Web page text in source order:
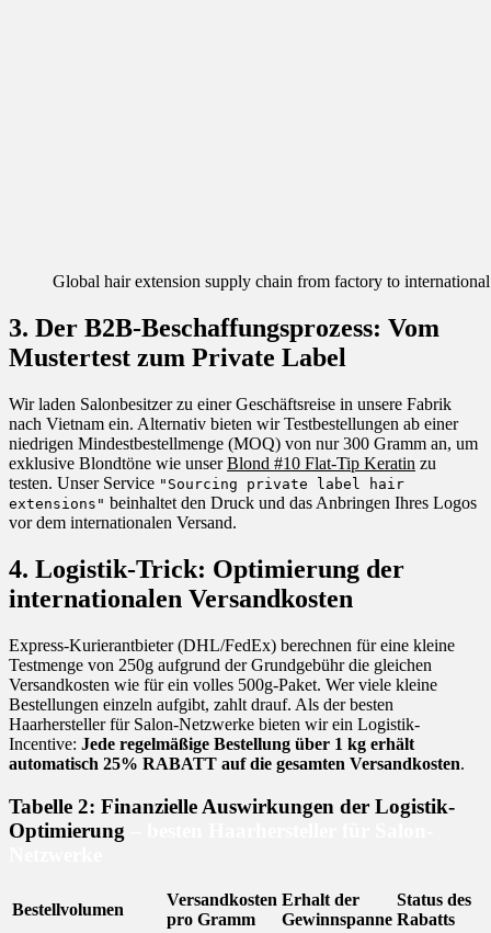
Global hair extension supply chain from factory to
3. Der B2B-Beschaffungsprozess: Vom
Mustertest zum Private Label
Wir laden Salonbesitzer zu einer Geschäftsreise in unsere Fabrik
nach Vietnam ein. Alternativ bieten wir Testbestellungen ab einer
niedrigen Mindestbestellmenge (MOQ) von nur 300 Gramm an, um
exklusive Blondtöne wie unserBlond #10 Flat-Tip Keratin zu
testen. Unser Service "Sourcing private label hair
extensions" beinhaltet den Druck und das Anbringen Ihres Logos
vor dem internationalen Versand.
4. Logistik-Trick: Optimierung der
internationalen Versandkosten
Express-Kurierantbieter (DHL/FedEx) berechnen für eine kleine
Testmenge von 250g aufgrund der Grundgebühr die gleichen
Versandkosten wie für ein volles 500g-Paket. Wer viele kleine
Bestellungen einzeln aufgibt, zahlt drauf. Als der besten
Haarhersteller für Salon-Netzwerke bieten wir ein Logistik-
Incentive: Jede regelmäßige Bestellung über 1 kg erhält
automatisch 25% RABATT auf die gesamten Versandkosten.
Tabelle 2: Finanzielle Auswirkungen der Logistik-
Optimierung
Bestellvolumen
Versandkosten
pro Gramm
Erhalt der
Gewinnspanne
Status des
Rabatts